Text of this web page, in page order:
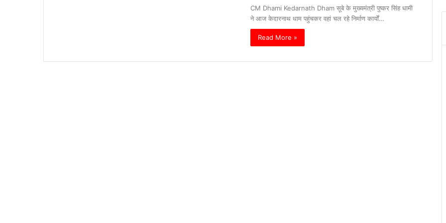
CM Dhami Kedarnath Dham सूबे के मुख्यमंत्री पुष्कर सिंह धामी
ने आज केदारनाथ धाम पहुंचकर वहां चल रहे निर्माण कार्यों…
Read More »